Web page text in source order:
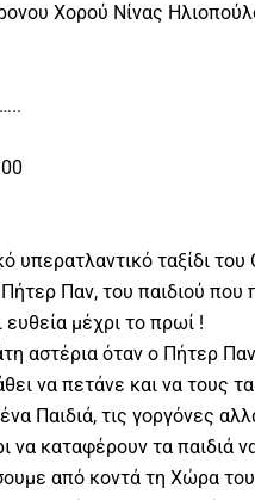
Χορού Νίνας
υπερατλαντικό ταξίδι
Παν, του παιδιού
μέχρι το πρωί !
αστέρια όταν ο Πήτερ
να πετάνε και να τους
Παιδιά, τις γοργόνες
να καταφέρουν τα παιδιά
από κοντά τη Χώρα